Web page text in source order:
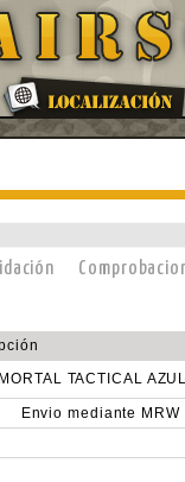
TACTICAL AZUL
Envio mediante